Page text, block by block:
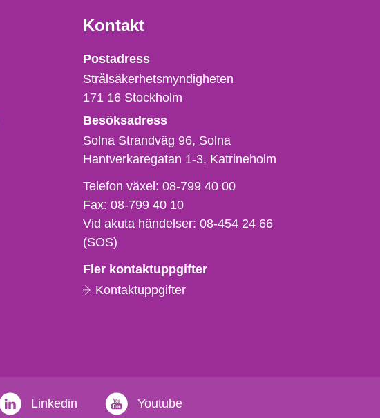
Kontakt
Strålsäkerhetsmyndigheten
Postadress
Strålsäkerhetsmyndigheten
171 16 Stockholm
Besöksadress
Solna Strandväg 96, Solna
Hantverkaregatan 1-3 Katrineholm
Telefon,
fax
och
e-
Telefon växel:08-799 40 00
Fax:08-799 40 10
Vid akuta händelser:08-454 24 66
(SOS)
Fler kontaktuppgifter
Kontaktuppgifter
Linkedin Youtube